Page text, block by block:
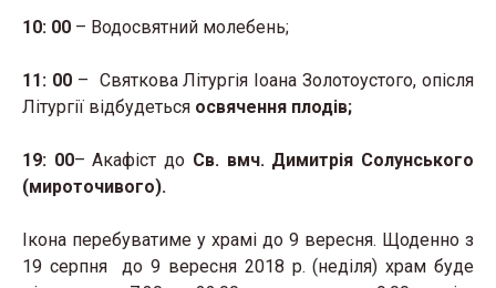
10: 00 – Водосвятний молебень;
11: 00– Святкова Літургія Іоана Золотоустого, опісля
Літургії відбудеться освячення плодів;
19: 00– Акафіст до Cв. вмч. Димитрія Солунського
(мироточивого).
Ікона перебуватиме у храмі до 9 вересня. Щоденно з
19 серпня до 9 вересня 2018 р. (неділя) храм буде